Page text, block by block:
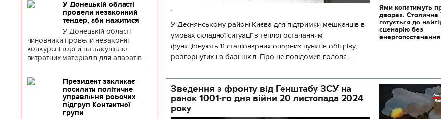
У Донецькій області
провели незаконний
тендер, аби нажитися
У Донецькій області
чиновники провели незаконні
конкурсні торги на закупівлю
витратних матеріалів для апаратів...
Президент закликає
посилити політичне
управління робочих
підгруп Контактної
групи
.
У Деснянському районі Києва для підтримки мешканців в
умовах складної ситуації з теплопостачанням
функціонують 11 стаціонарних опорних пунктів обігріву,
розгорнутих на базі шкіл. Про це повідомив голова
Ями копатимуть
дворах. Столична
готується до
сценарію без
енергопостачання
Зведення з фронту від Генштабу ЗСУ на
ранок 1001-го дня війни 20 листопада 2024
року